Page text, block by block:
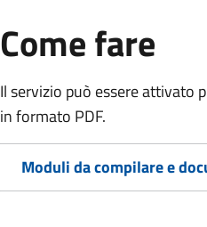
Come fare
Il servizio può essere attivato
in formato PDF.
Moduli da compilare e